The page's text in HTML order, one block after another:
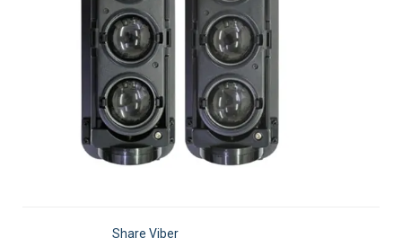
Share Viber